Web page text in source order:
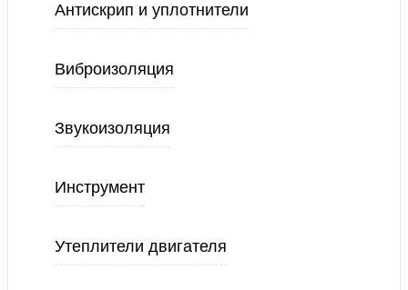
Антискрип и уплотнители
Виброизоляция
Звукоизоляция
Инструмент
Утеплители двигателя